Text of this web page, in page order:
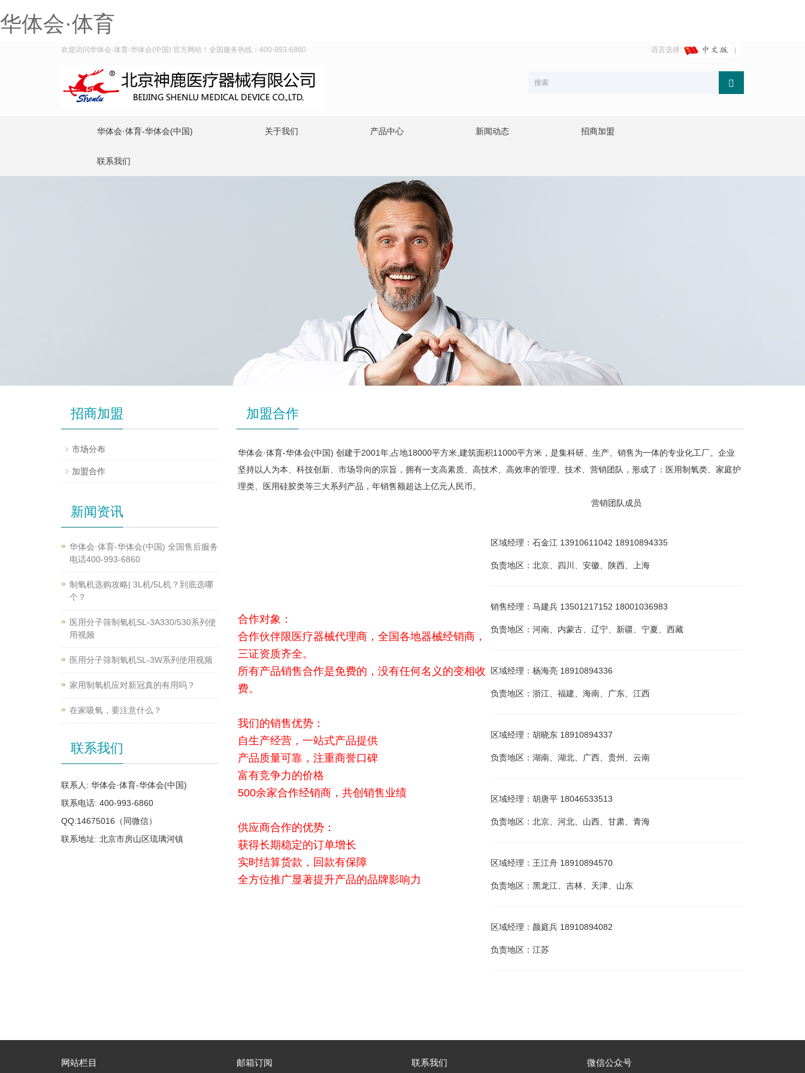
华体会·体育
欢迎访问华体会·体育-华体会(中国) 官方网站！全国服务热线：400-993-6860 语言选择:
华体会·体育-华体会(中国) 关于我们 产品中心 新闻动态 招商加盟
联系我们
加盟合作
华体会·体育-华体会(中国) 创建于2001年,占地18000平方米,建筑面积11000平方米，是集科研、生产、销售为一体的专业化工厂。企业
坚持以人为本、科技创新、市场导向的宗旨，拥有一支高素质、高技术、高效率的管理、技术、营销团队，形成了：医用制氧类、家庭护
理类、医用硅胶类等三大系列产品，年销售额超达上亿元人民币。
合作对象：
合作伙伴限医疗器械代理商，全国各地器械经销商，
三证资质齐全。
所有产品销售合作是免费的，没有任何名义的变相收
费。
我们的销售优势：
自生产经营，一站式产品提供
产品质量可靠，注重商誉口碑
富有竞争力的价格
500余家合作经销商，共创销售业绩
供应商合作的优势：
获得长期稳定的订单增长
实时结算货款，回款有保障
全方位推广显著提升产品的品牌影响力
营销团队成员
区域经理：石金江 13910611042 18910894335
负责地区：北京、四川、安徽、陕西、上海
销售经理：马建兵 13501217152 18001036983
负责地区：河南、内蒙古、辽宁、新疆、宁夏、西藏
区域经理：杨海亮 18910894336
负责地区：浙江、福建、海南、广东、江西
区域经理：胡晓东 18910894337
负责地区：湖南、湖北、广西、贵州、云南
区域经理：胡唐平 18046533513
负责地区：北京、河北、山西、甘肃、青海
区域经理：王江舟 18910894570
负责地区：黑龙江、吉林、天津、山东
区域经理：颜庭兵 18910894082
负责地区：江苏
招商加盟
市场分布
加盟合作
新闻资讯
华体会·体育-华体会(中国) 全国售后服务
电话400-993-6860
制氧机选购攻略| 3L机/5L机？到底选哪
个？
医用分子筛制氧机SL-3A330/530系列使
用视频
医用分子筛制氧机SL-3W系列使用视频
家用制氧机应对新冠真的有用吗？
在家吸氧，要注意什么？
联系我们
联系人: 华体会·体育-华体会(中国)
联系电话: 400-993-6860
QQ:14675016（同微信）
联系地址: 北京市房山区琉璃河镇
网站栏目 邮箱订阅 联系我们 微信公众号